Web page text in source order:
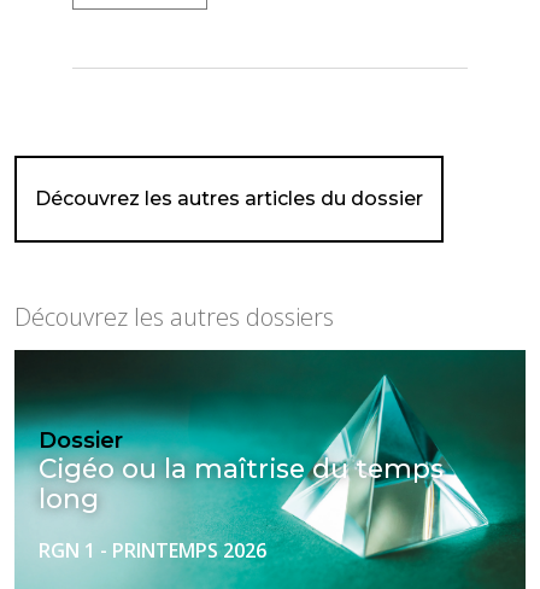
Découvrez les autres articles du dossier
Découvrez les autres dossiers
Dossier
Cigéo ou la maîtrise du temps
long
RGN 1 - PRINTEMPS 2026